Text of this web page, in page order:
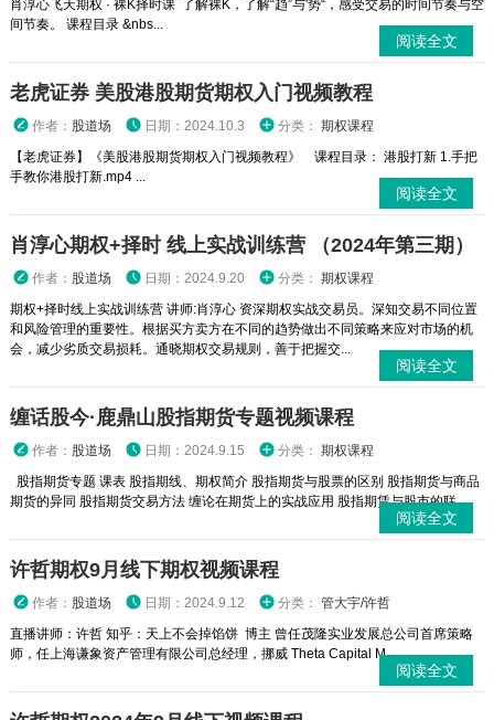
肖淳心飞天期权 · 裸K择时课 了解裸K，了解“趋”与'势“，感受交易的时间节奏与空
间节奏。 课程目录 &nbs...
阅读全文
老虎证券 美股港股期货期权入门视频教程
作者： 股道场 日期：2024.10.3 分类： 期权课程
【老虎证券】《美股港股期货期权入门视频教程》 课程目录： 港股打新 1.手把
手教你港股打新.mp4 ...
阅读全文
肖淳心期权+择时 线上实战训练营 （2024年第三期）
作者： 股道场 日期：2024.9.20 分类： 期权课程
期权+择时线上实战训练营 讲师:肖淳心 资深期权实战交易员。深知交易不同位置
和风险管理的重要性。根据买方卖方在不同的趋势做出不同策略来应对市场的机
会，减少劣质交易损耗。通晓期权交易规则，善于把握交...
阅读全文
缠话股今·鹿鼎山股指期货专题视频课程
作者： 股道场 日期：2024.9.15 分类： 期权课程
股指期货专题 课表 股指期线、期权简介 股指期货与股票的区别 股指期货与商品
期货的异同 股指期货交易方法 缠论在期货上的实战应用 股指期赁与股市的联...
阅读全文
许哲期权9月线下期权视频课程
作者： 股道场 日期：2024.9.12 分类： 管大宇/许哲
直播讲师：许哲 知乎：天上不会掉馅饼 博主 曾任茂隆实业发展总公司首席策略
师，任上海谦象资产管理有限公司总经理，挪威 Theta Capital M...
阅读全文